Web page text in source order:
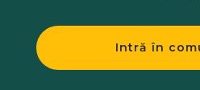
Intră în